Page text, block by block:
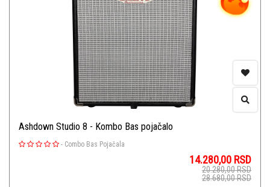
Ashdown Studio 8 - Kombo Bas pojačalo
- Combo Bas Pojačala
14.280,00 RSD
20.280,00RSD
28.680,00RSD